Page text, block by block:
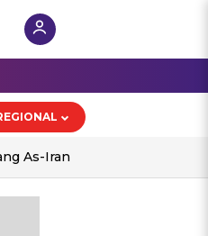
As-Iran